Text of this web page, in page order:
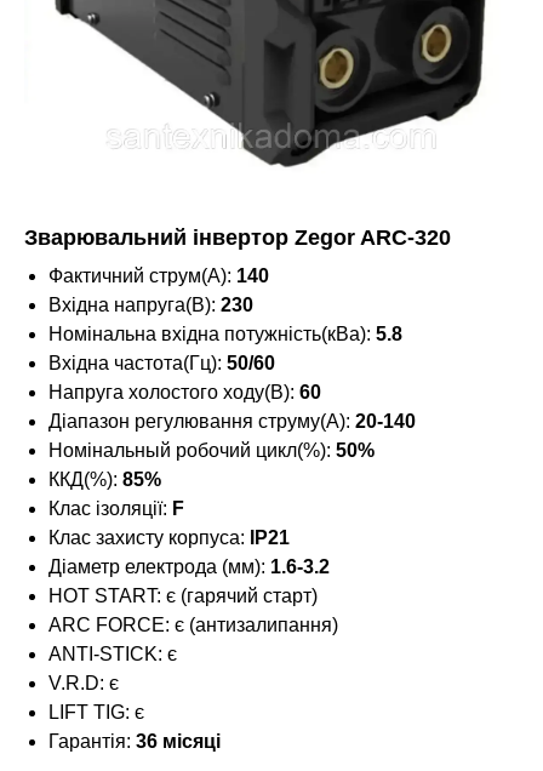
Зварювальний інвертор Zegor ARC-320
Фактичний струм(А): 140
Вхідна напруга(В): 230
Номінальна вхідна потужність(кВа): 5.8
Вхідна частота(Гц): 50/60
Напруга холостого ходу(В): 60
Діапазон регулювання струму(А): 20-140
Номінальный робочий цикл(%): 50%
ККД(%): 85%
Клас ізоляції: F
Клас захисту корпуса:
IP21
Діаметр електрода (мм): 1.6-3.2
HOT START: є (гарячий старт)
ARC FORCE: є (антизалипання)
ANTI-STICK: є
V.R.D: є
LIFT TIG: є
Гарантія: 36 місяці